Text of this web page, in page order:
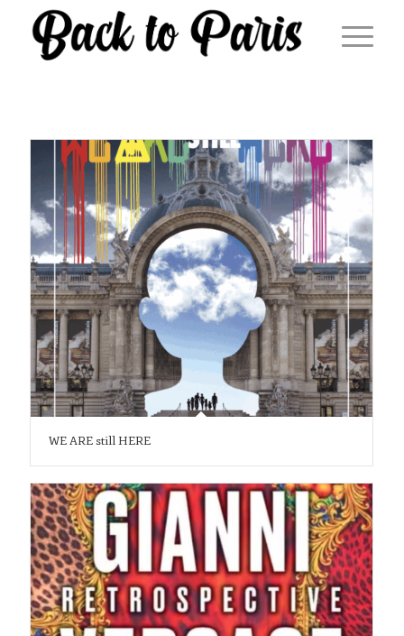
WE ARE still HERE